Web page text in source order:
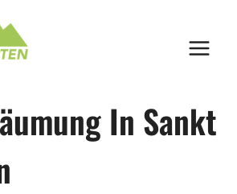
In Sankt